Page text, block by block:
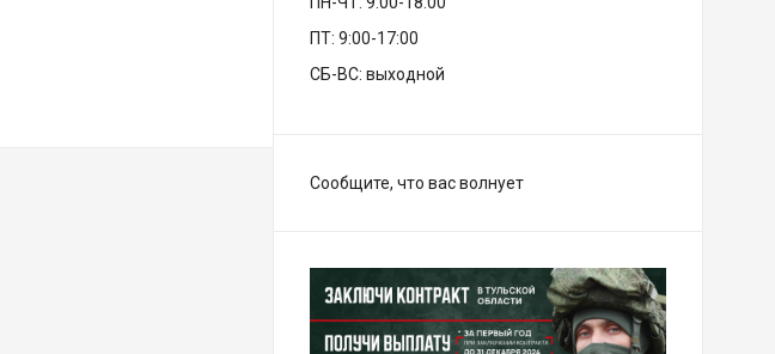
ПТ: 9:00-17:00
СБ-ВС: выходной
Сообщите, что вас волнует